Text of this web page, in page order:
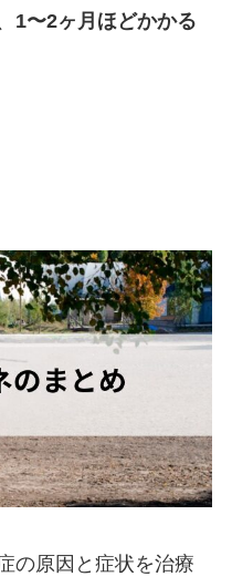
1〜2ヶ月ほどかかる
の原因と症状を治療